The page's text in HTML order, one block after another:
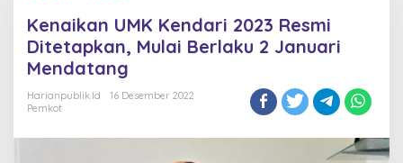
n
i
M
Kenaikan UMK Kendari 2023 Resmi
Ditetapkan, Mulai Berlaku 2 Januari
Mendatang
Harianpublik.id
16 Desember 2022
Pemkot